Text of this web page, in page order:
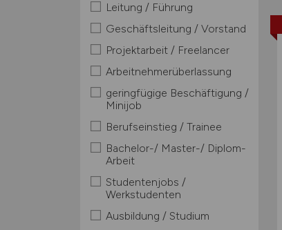
Leitung / Führung
Geschäftsleitung / Vorstand
Projektarbeit / Freelancer
Arbeitnehmerüberlassung
geringfügige Beschäftigung /
Minijob
Berufseinstieg / Trainee
Bachelor-/ Master-/ Diplom-
Arbeit
Studentenjobs /
Werkstudenten
Ausbildung / Studium